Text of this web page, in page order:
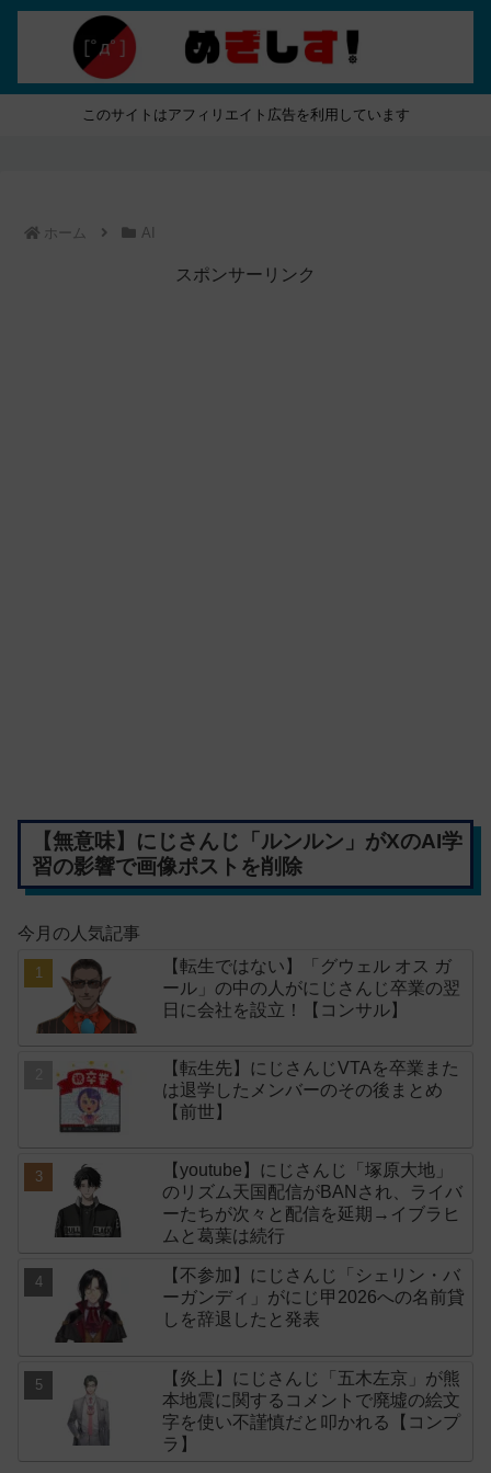
このサイトはアフィリエイト広告を利用しています
ホーム AI
スポンサーリンク
【無意味】にじさんじ「ルンルン」がXのAI学
習の影響で画像ポストを削除
今月の人気記事
【転生ではない】「グウェル オス ガ
ール」の中の人がにじさんじ卒業の翌
日に会社を設立！【コンサル】
【転生先】にじさんじVTAを卒業また
は退学したメンバーのその後まとめ
【前世】
【youtube】にじさんじ「塚原大地」
のリズム天国配信がBANされ、ライバ
ーたちが次々と配信を延期→イブラヒ
ムと葛葉は続行
【不参加】にじさんじ「シェリン・バ
ーガンディ」がにじ甲2026への名前貸
しを辞退したと発表
【炎上】にじさんじ「五木左京」が熊
本地震に関するコメントで廃墟の絵文
字を使い不謹慎だと叩かれる【コンプ
ラ】